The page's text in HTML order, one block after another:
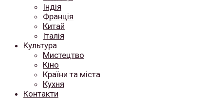
Індія
Франція
Китай
Італія
Культура
Мистецтво
Кіно
Країни та міста
Кухня
Контакти